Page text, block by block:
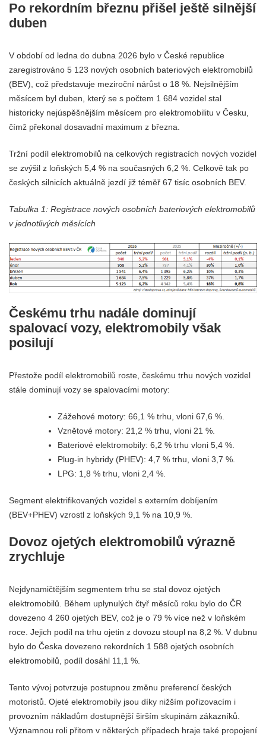
Po rekordním březnu přišel ještě silnější
duben
V období od ledna do dubna 2026 bylo v České republice
zaregistrováno 5 123 nových osobních bateriových elektromobilů
(BEV), což představuje meziroční nárůst o 18 %. Nejsilnějším
měsícem byl duben, který se s počtem 1 684 vozidel stal
historicky nejúspěšnějším měsícem pro elektromobilitu v Česku,
čímž překonal dosavadní maximum z března.
Tržní podíl elektromobilů na celkových registracích nových vozidel
se zvýšil z loňských 5,4 % na současných 6,2 %. Celkově tak po
českých silnicích aktuálně jezdí již téměř 67 tisíc osobních BEV.
Tabulka 1: Registrace nových osobních bateriových elektromobilů
v jednotlivých měsících
Českému trhu nadále dominují
spalovací vozy, elektromobily však
posilují
Přestože podíl elektromobilů roste, českému trhu nových vozidel
stále dominují vozy se spalovacími motory:
Zážehové motory: 66,1 % trhu, vloni 67,6 %.
Vznětové motory: 21,2 % trhu, vloni 21 %.
Bateriové elektromobily: 6,2 % trhu vloni 5,4 %.
Plug-in hybridy (PHEV): 4,7 % trhu, vloni 3,7 %.
LPG: 1,8 % trhu, vloni 2,4 %.
Segment elektrifikovaných vozidel s externím dobíjením
(BEV+PHEV) vzrostl z loňských 9,1 % na 10,9 %.
Dovoz ojetých elektromobilů výrazně
zrychluje
Nejdynamičtějším segmentem trhu se stal dovoz ojetých
elektromobilů. Během uplynulých čtyř měsíců roku bylo do ČR
dovezeno 4 260 ojetých BEV, což je o 79 % více než v loňském
roce. Jejich podíl na trhu ojetin z dovozu stoupl na 8,2 %. V dubnu
bylo do Česka dovezeno rekordních 1 588 ojetých osobních
elektromobilů, podíl dosáhl 11,1 %.
Tento vývoj potvrzuje postupnou změnu preferencí českých
motoristů. Ojeté elektromobily jsou díky nižším pořizovacím i
provozním nákladům dostupnější širším skupinám zákazníků.
Významnou roli přitom v některých případech hraje také propojení